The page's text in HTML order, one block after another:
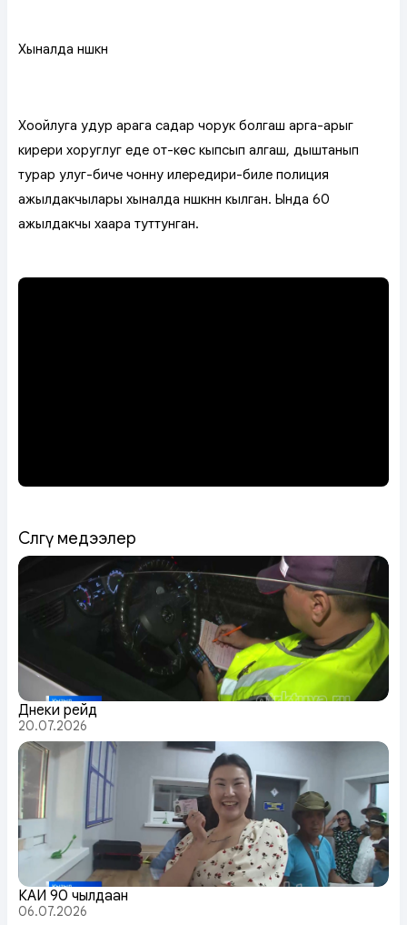
Хыналда үнүүшкүн
Хоойлуга удур арага садар чорук болгаш арга-арыг
кирери хоруглуг үеде от-көс кыпсып алгаш, дыштанып
турар улуг-биче чонну илередири-биле полиция
ажылдакчылары хыналда үнүүшкүннү кылган. Ында 60
ажылдакчы хаара туттунган.
Сөөлгү медээлер
Дүнеки рейд
20.07.2026
КАИ 90 чылдаан
06.07.2026